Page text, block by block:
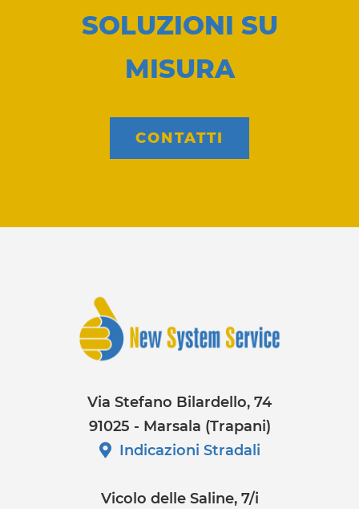
SOLUZIONI SU
MISURA
CONTATTI
Via Stefano Bilardello, 74
91025 - Marsala (Trapani)
Indicazioni Stradali
Vicolo delle Saline, 7/i